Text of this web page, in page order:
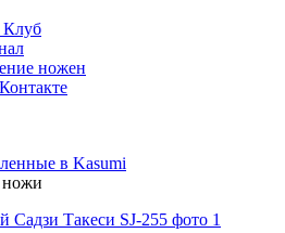
ножен
в Kasumi
ножи